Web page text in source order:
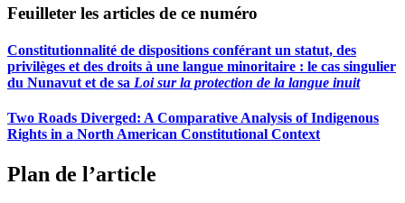
Feuilleter les articles de ce numéro
Constitutionnalité de dispositions conférant un statut, des
privilèges et des droits à une langue minoritaire : le cas singulier
du Nunavut et de sa Loi sur la protection de la langue inuit
Two Roads Diverged: A Comparative Analysis of Indigenous
Rights in a North American Constitutional Context
Plan de l’article